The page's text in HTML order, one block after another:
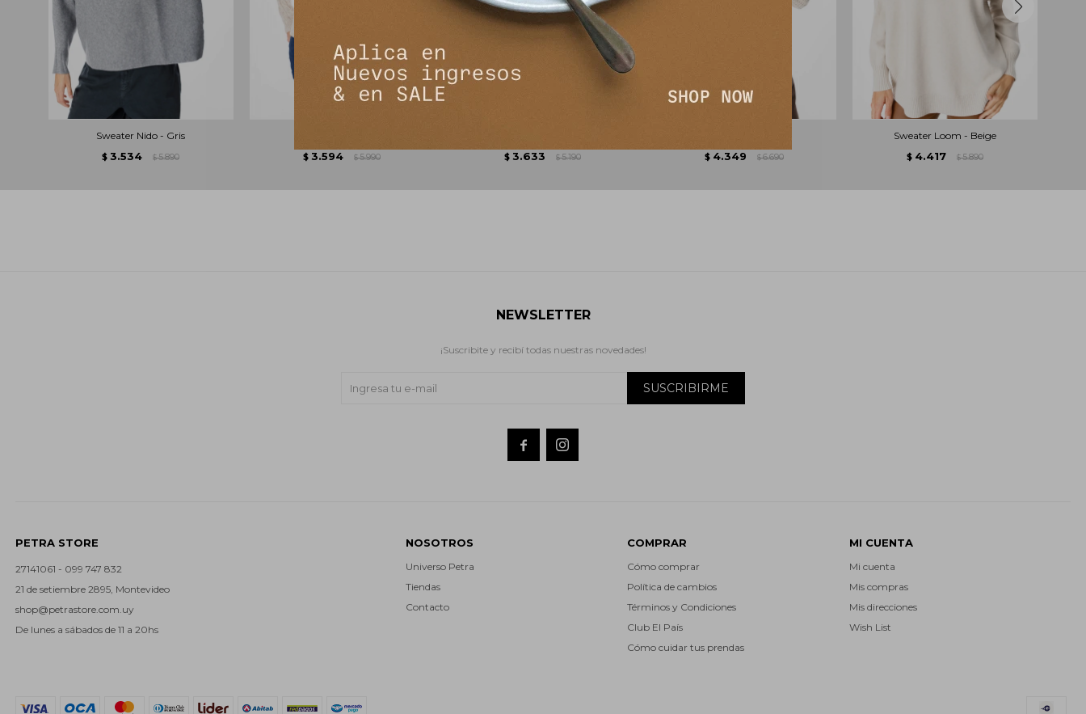
Sweater Nido - Gris
$ 3.534 $ 5.890 $ 3.594 $ 5.990 $ 3.633 $ 5.190 $ 4.349 $ 6.690
Sweater Loom - Beige
$ 4.417 $ 5.890
PETRA STORE
27141061 - 099 747 832
21 de setiembre 2895, Montevideo
shop@petrastore.com.uy
De lunes a sábados de 11 a 20hs
NOSOTROS
Universo Petra
Tiendas
Contacto
COMPRAR
Cómo comprar
Política de cambios
Términos y Condiciones
Club El País
Cómo cuidar tus prendas
MI CUENTA
Mi cuenta
Mis compras
Mis direcciones
Wish List
NEWSLETTER
¡Suscribite y recibí todas nuestras novedades!
SUSCRIBIRME
 